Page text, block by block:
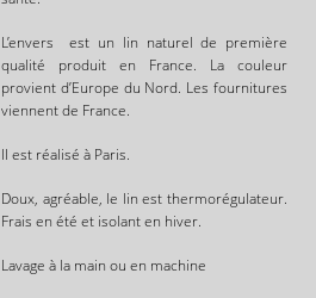
L’envers est un lin naturel de première
qualité produit en France. La couleur
provient d’Europe du Nord. Les fournitures
viennent de France.
Il est réalisé à Paris.
Doux, agréable, le lin est thermorégulateur.
Frais en été et isolant en hiver.
Lavage à la main ou en machine